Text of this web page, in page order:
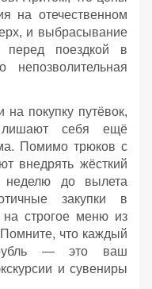
на отечественном
и выбрасывание
перед поездкой в
покупку путёвок,
себя ещё
Помимо трюков с
внедрять жёсткий
неделю до вылета
закупки в
на строгое меню из
что каждый
— это ваш
и сувениры